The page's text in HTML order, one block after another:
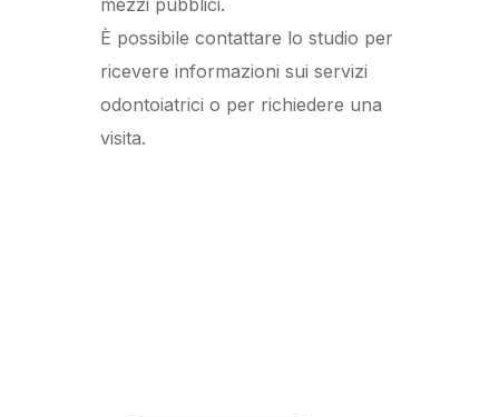
È possibile contattare lo studio per
ricevere informazioni sui servizi
odontoiatrici o per richiedere una
visita.